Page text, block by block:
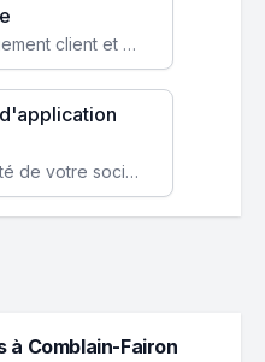
Augmentez l’engagement client et simplifiez vos processus avec une application mobile sur mesure, disponible sur iOS et Android.
Améliorez l'efficacité de votre société avec une application web personnalisée accessible partout et tout le temps.
à Comblain-Fairon